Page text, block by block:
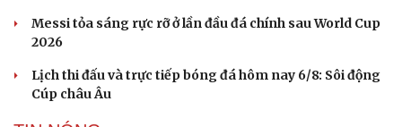
Messi tỏa sáng rực rỡ ở lần đầu đá chính sau World Cup
2026
Lịch thi đấu và trực tiếp bóng đá hôm nay 6/8: Sôi động
Cúp châu Âu